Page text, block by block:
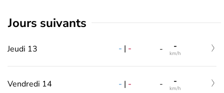
jours suivants
Jeudi 13 - | - - -
km/h
Vendredi 14 - | - - -
km/h